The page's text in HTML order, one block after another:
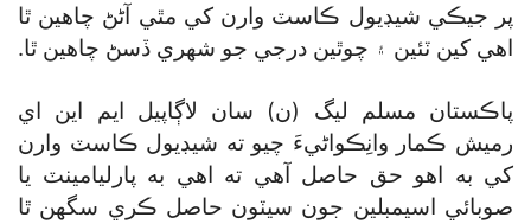
پر جيڪي شيڊيول ڪاسٽ وارن کي مٿي آڻڻ چاهين ٿا
اهي کين ٽئين ۽ چوٿين درجي جو شهري ڏسڻ چاهين ٿا.
پاڪستان مسلم ليگ (ن) سان لاڳاپيل ايم اين اي
رميش ڪمار وانِڪواڻيءَ چيو ته شيڊيول ڪاسٽ وارن
کي به اهو حق حاصل آهي ته اهي به پارليامينٽ يا
صوبائي اسيمبلين جون سيٽون حاصل ڪري سگھن ٿا